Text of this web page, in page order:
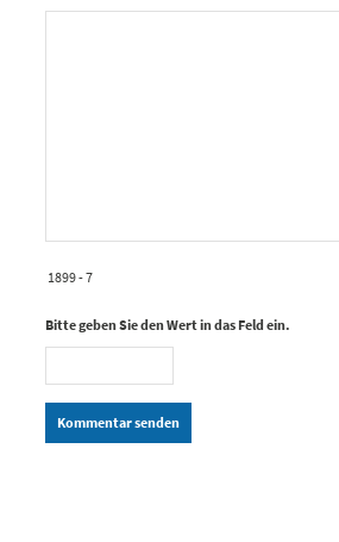
1899 - 7
Bitte geben Sie den Wert in das Feld ein.
Kommentar senden